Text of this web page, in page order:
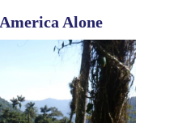
Alone